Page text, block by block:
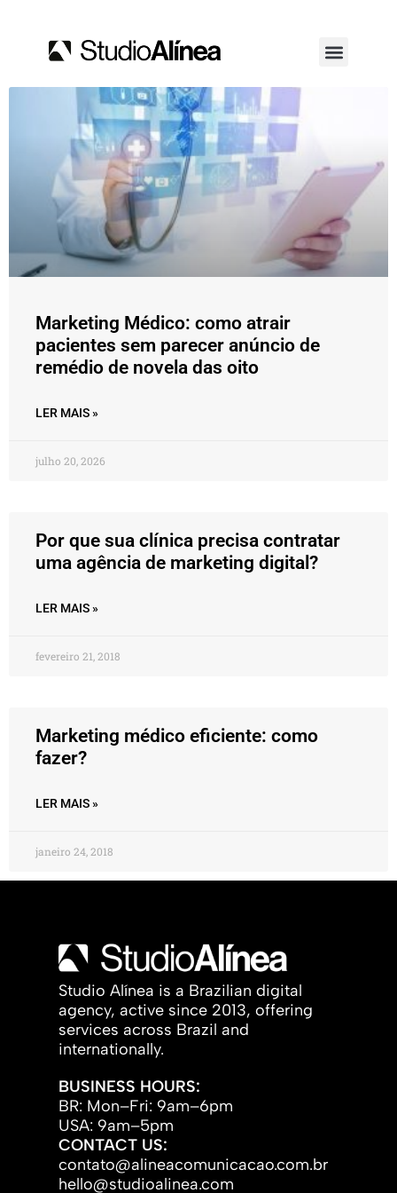
Marketing Médico: como atrair
pacientes sem parecer anúncio de
remédio de novela das oito
LER MAIS »
julho 20, 2026
Por que sua clínica precisa contratar
uma agência de marketing digital?
LER MAIS »
fevereiro 21, 2018
Marketing médico eficiente: como
fazer?
LER MAIS »
janeiro 24, 2018
Studio Alínea is a Brazilian digital
agency, active since 2013, offering
services across Brazil and
internationally.
BUSINESS HOURS:
BR: Mon–Fri: 9am–6pm
USA: 9am–5pm
CONTACT US:
contato@alineacomunicacao.com.br
hello@studioalinea.com